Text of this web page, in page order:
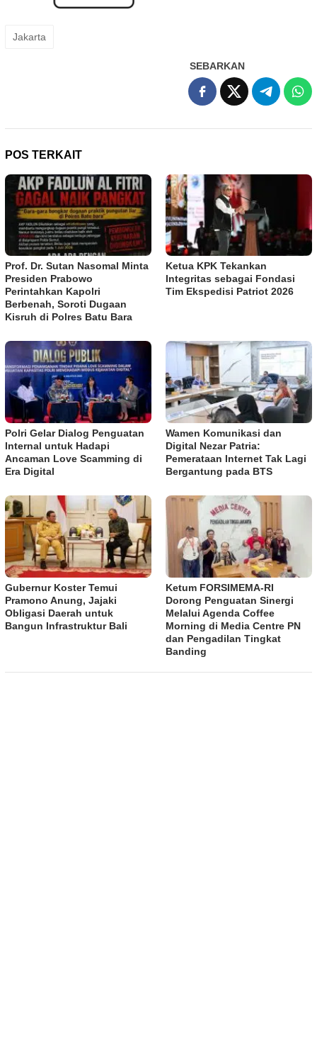
Jakarta
SEBARKAN
POS TERKAIT
Prof. Dr. Sutan Nasomal Minta
Presiden Prabowo
Perintahkan Kapolri
Berbenah, Soroti Dugaan
Kisruh di Polres Batu Bara
Ketua KPK Tekankan
Integritas sebagai Fondasi
Tim Ekspedisi Patriot 2026
Polri Gelar Dialog Penguatan
Internal untuk Hadapi
Ancaman Love Scamming di
Era Digital
Wamen Komunikasi dan
Digital Nezar Patria:
Pemerataan Internet Tak Lagi
Bergantung pada BTS
Gubernur Koster Temui
Pramono Anung, Jajaki
Obligasi Daerah untuk
Bangun Infrastruktur Bali
​Ketum FORSIMEMA-RI
Dorong Penguatan Sinergi
Melalui Agenda Coffee
Morning di Media Centre PN
dan Pengadilan Tingkat
Banding